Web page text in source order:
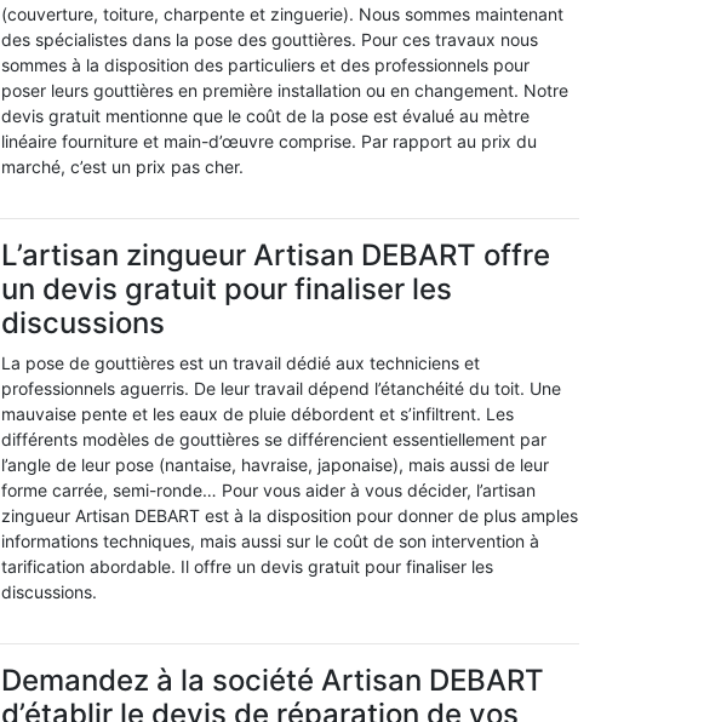
(couverture, toiture, charpente et zinguerie). Nous sommes maintenant
des spécialistes dans la pose des gouttières. Pour ces travaux nous
sommes à la disposition des particuliers et des professionnels pour
poser leurs gouttières en première installation ou en changement. Notre
devis gratuit mentionne que le coût de la pose est évalué au mètre
linéaire fourniture et main-d’œuvre comprise. Par rapport au prix du
marché, c’est un prix pas cher.
L’artisan zingueur Artisan DEBART offre
un devis gratuit pour finaliser les
discussions
La pose de gouttières est un travail dédié aux techniciens et
professionnels aguerris. De leur travail dépend l’étanchéité du toit. Une
mauvaise pente et les eaux de pluie débordent et s’infiltrent. Les
différents modèles de gouttières se différencient essentiellement par
l’angle de leur pose (nantaise, havraise, japonaise), mais aussi de leur
forme carrée, semi-ronde… Pour vous aider à vous décider, l’artisan
zingueur Artisan DEBART est à la disposition pour donner de plus amples
informations techniques, mais aussi sur le coût de son intervention à
tarification abordable. Il offre un devis gratuit pour finaliser les
discussions.
Demandez à la société Artisan DEBART
d’établir le devis de réparation de vos